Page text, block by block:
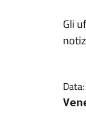
Gli
Data: